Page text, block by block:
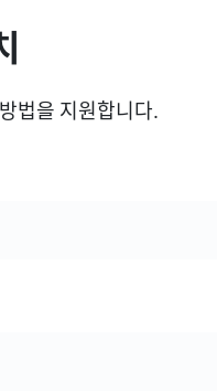
법을 지원합니다.